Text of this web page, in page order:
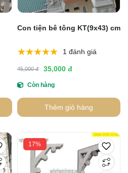
Con tiện bê tông KT(9x43) cm
1 đánh giá
45,000 đ 35,000 đ
Còn hàng
Thêm giỏ hàng
17%